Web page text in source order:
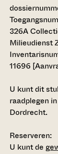
326A
Milieudienst
11696 [
U kunt dit
raadplegen
Dordrecht.
Reserveren:
U kunt de